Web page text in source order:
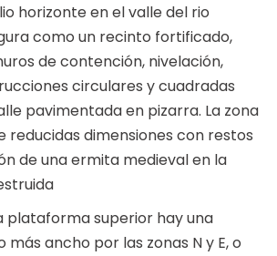
horizonte en el valle del rio
como un recinto fortificado,
de contención, nivelación,
circulares y cuadradas
pavimentada en pizarra. La zona
reducidas dimensiones con restos
de una ermita medieval en la
plataforma superior hay una
más ancho por las zonas N y E, o